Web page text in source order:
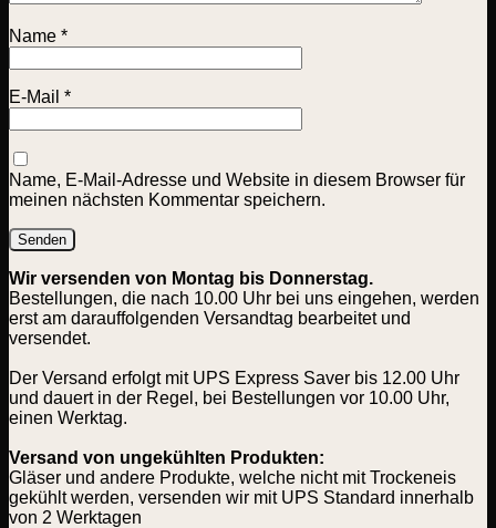
Name *
E-Mail *
Name, E-Mail-Adresse und Website in diesem Browser für
meinen nächsten Kommentar speichern.
Wir versenden von Montag bis Donnerstag.
Bestellungen, die nach 10.00 Uhr bei uns eingehen, werden
erst am darauffolgenden Versandtag bearbeitet und
versendet.
Der Versand erfolgt mit UPS Express Saver bis 12.00 Uhr
und dauert in der Regel, bei Bestellungen vor 10.00 Uhr,
einen Werktag.
Versand von ungekühlten Produkten:
Gläser und andere Produkte, welche nicht mit Trockeneis
gekühlt werden, versenden wir mit UPS Standard innerhalb
von 2 Werktagen